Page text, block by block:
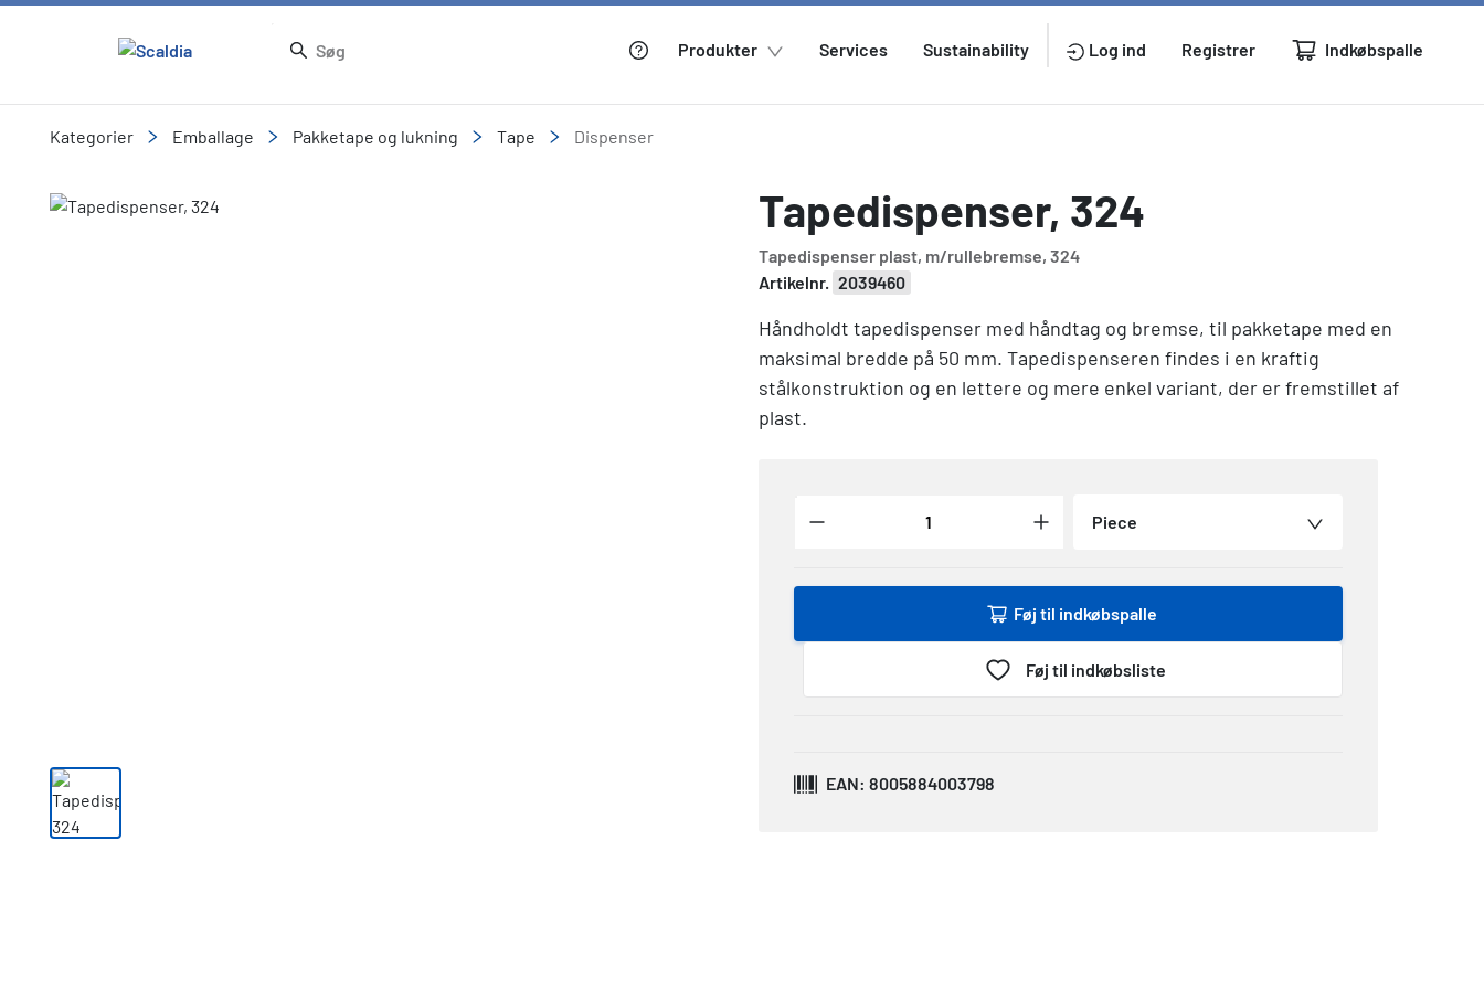
Produkter Services Sustainability Log ind Registrer Indkøbspalle
Kategorier Emballage Pakketape og lukning Tape Dispenser
Slide 1 of 1 Tapedispenser, 324
Tapedispenser plast, m/rullebremse, 324
Artikelnr. 2039460
Håndholdt tapedispenser med håndtag og bremse, til pakketape med en
maksimal bredde på 50 mm. Tapedispenseren findes i en kraftig
stålkonstruktion og en lettere og mere enkel variant, der er fremstillet af
plast.
Piece
Føj til indkøbspalle
Føj til indkøbsliste
EAN: 8005884003798